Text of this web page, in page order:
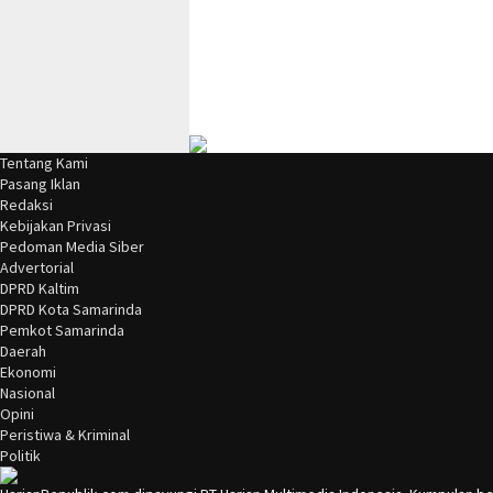
Tentang Kami
Pasang Iklan
Redaksi
Kebijakan Privasi
Pedoman Media Siber
Advertorial
DPRD Kaltim
DPRD Kota Samarinda
Pemkot Samarinda
Daerah
Ekonomi
Nasional
Opini
Peristiwa & Kriminal
Politik